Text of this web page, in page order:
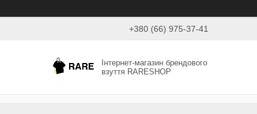
+380 (66) 975-37-41
Інтернет-магазин брендового
взуття RARESHOP